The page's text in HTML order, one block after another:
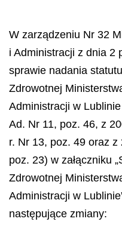
W zarządzeniu Nr 32
i Administracji z dnia 2
sprawie nadania
Zdrowotnej
Administracji w
Ad. Nr 11, poz. 46, z
r. Nr 13, poz. 49 oraz
poz. 23) w załączniku
Zdrowotnej
Administracji w
następujące zmiany: